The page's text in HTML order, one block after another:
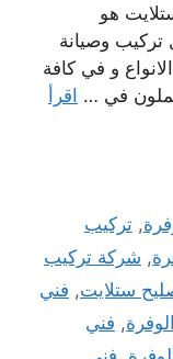
هو
وصيانة
و في كافة
في … اقرأ
,تركيب
, شركة تركيب
ستلايت, فني
, فني